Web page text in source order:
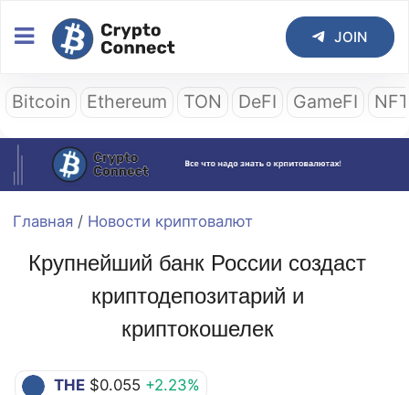
JOIN
Bitcoin Ethereum TON DeFI GameFI
Главная / Новости криптовалют
Крупнейший банк России создаст
криптодепозитарий и
криптокошелек
THE $0.055 +2.23%